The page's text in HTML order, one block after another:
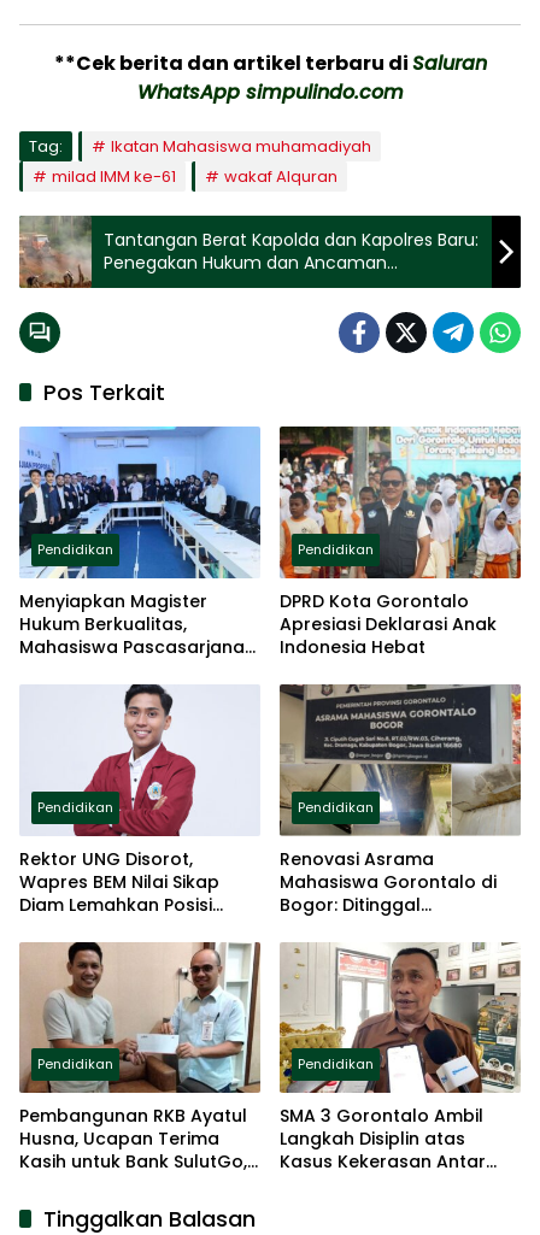
**Cek berita dan artikel terbaru diSaluran
WhatsApp simpulindo.com
Tag:
Ikatan Mahasiswa muhamadiyah
milad IMM ke-61
wakaf Alquran
Tantangan Berat Kapolda dan Kapolres Baru:
Penegakan Hukum dan Ancaman
Lingkungan di Gorontalo
Pos Terkait
Pendidikan
Menyiapkan Magister
Hukum Berkualitas,
Mahasiswa Pascasarjana
Pendidikan
DPRD Kota Gorontalo
Apresiasi Deklarasi Anak
Indonesia Hebat
Pendidikan
Rektor UNG Disorot,
Wapres BEM Nilai Sikap
Diam Lemahkan Posisi
Pendidikan
Renovasi Asrama
Mahasiswa Gorontalo di
Bogor: Ditinggal
Donatur
Pendidikan
Pembangunan RKB Ayatul
Husna, Ucapan Terima
Kasih untuk Bank SulutGo,
Masyarakat
Pendidikan
SMA 3 Gorontalo Ambil
Langkah Disiplin atas
Kasus Kekerasan Antar
Tinggalkan Balasan